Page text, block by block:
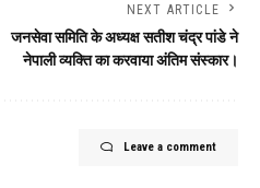
NEXT ARTICLE
जनसेवा समिति के अध्यक्ष सतीश चंद्र पांडे ने
नेपाली व्यक्ति का करवाया अंतिम संस्कार।
Leave a comment